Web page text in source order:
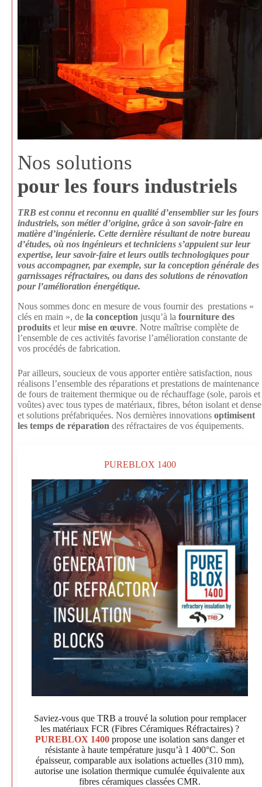
Nos solutions
pour les fours industriels
TRB est connu et reconnu en qualité d’ensemblier sur les fours
industriels, son métier d’origine, grâce à son savoir-faire en
matière d’ingénierie. Cette dernière résultant de notre bureau
d’études, où nos ingénieurs et techniciens s’appuient sur leur
expertise, leur savoir-faire et leurs outils technologiques pour
vous accompagner, par exemple, sur la conception générale des
garnissages réfractaires, ou dans des solutions de rénovation
pour l’amélioration énergétique.
Nous sommes donc en mesure de vous fournir des prestations «
clés en main », de la conception jusqu’à la fourniture des
produits et leurmise en œuvre. Notre maîtrise complète de
l’ensemble de ces activités favorise l’amélioration constante de
vos procédés de fabrication.
Par ailleurs, soucieux de vous apporter entière satisfaction, nous
réalisons l’ensemble des réparations et prestations de maintenance
de fours de traitement thermique ou de réchauffage (sole, parois et
voûtes) avec tous types de matériaux, fibres, béton isolant et dense
et solutions préfabriquées. Nos dernières innovations optimisent
les temps de réparation des réfractaires de vos équipements.
PUREBLOX 1400
Saviez-vous que TRB a trouvé la solution pour remplacer
les matériaux FCR (Fibres Céramiques Réfractaires) ?
PUREBLOX 1400 propose une isolation sans danger et
résistante à haute température jusqu’à 1 400°C. Son
épaisseur, comparable aux isolations actuelles (310 mm),
autorise une isolation thermique cumulée équivalente aux
fibres céramiques classées CMR.